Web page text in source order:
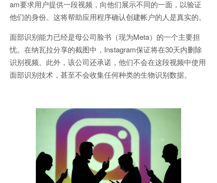
am要求用户提供一段视频，向他们展示不同的一面，以验证
他们的身份。这将帮助应用程序确认创建帐户的人是真实的。
面部识别能力已经是母公司脸书（现为Meta）的一个主要担
忧。在纳瓦拉分享的截图中，Instagram保证将在30天内删除
识别视频。此外，该公司还承诺，他们不会在这段视频中使用
面部识别技术，甚至不会收集任何种类的生物识别数据。